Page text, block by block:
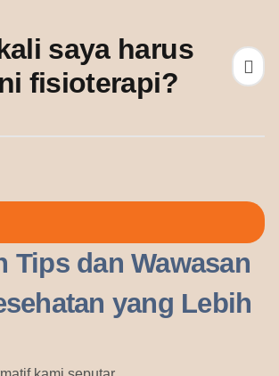
saya harus
fisioterapi?
Tips dan Wawasan
yang Lebih